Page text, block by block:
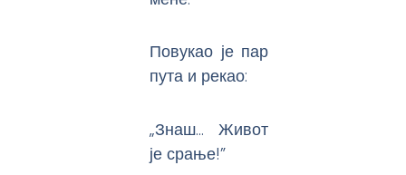
Повукао је пар
пута и рекао:
„Знаш… Живот
је срање!”